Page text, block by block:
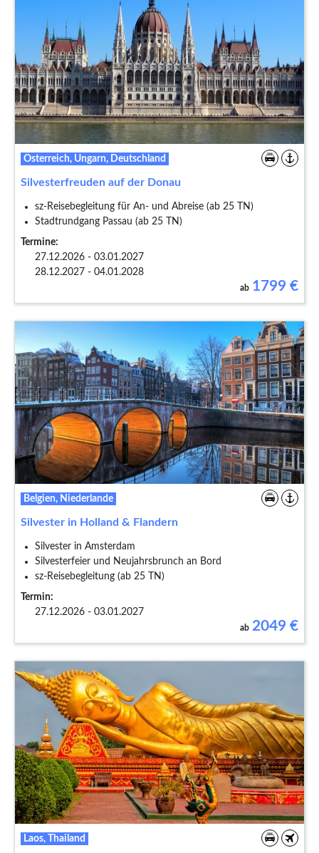
Österreich, Ungarn, Deutschland
Silvesterfreuden auf der Donau
sz-Reisebegleitung für An- und Abreise (ab 25 TN)
Stadtrundgang Passau (ab 25 TN)
Termine:
27.12.2026 - 03.01.2027
28.12.2027 - 04.01.2028
ab 1799 €
Belgien, Niederlande
Silvester in Holland & Flandern
Silvester in Amsterdam
Silvesterfeier und Neujahrsbrunch an Bord
sz-Reisebegleitung (ab 25 TN)
Termin:
27.12.2026 - 03.01.2027
ab 2049 €
Laos, Thailand